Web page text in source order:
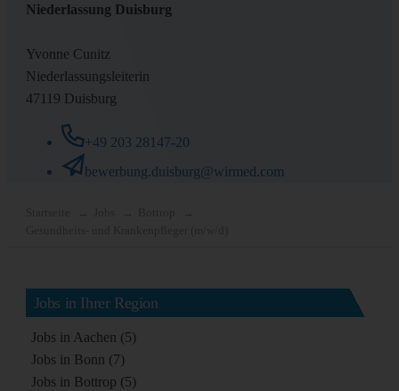
Niederlassung Duisburg
Yvonne Cunitz
Niederlassungsleiterin
47119 Duisburg
+49 203 28147-20
bewerbung.duisburg@wirmed.com
Jobs in Ihrer Region
Jobs in Aachen (5)
Jobs in Bonn (7)
Jobs in Bottrop (5)